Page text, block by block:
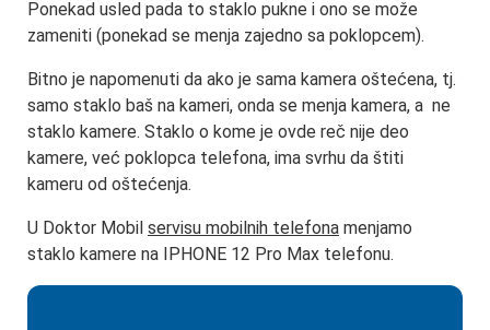
Ponekad usled pada to staklo pukne i ono se može
zameniti (ponekad se menja zajedno sa poklopcem).
Bitno je napomenuti da ako je sama kamera oštećena, tj.
samo staklo baš na kameri, onda se menja kamera, a ne
staklo kamere. Staklo o kome je ovde reč nije deo
kamere, već poklopca telefona, ima svrhu da štiti
kameru od oštećenja.
U Doktor Mobil servisu mobilnih telefona menjamo
staklo kamere na IPHONE 12 Pro Max telefonu.